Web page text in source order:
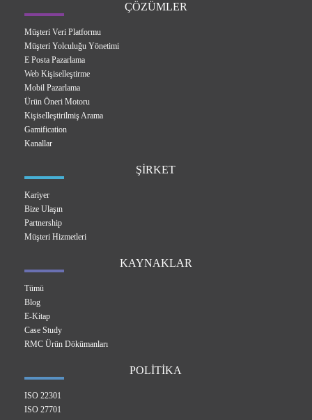
ÇÖZÜMLER
Müşteri Veri Platformu
Müşteri Yolculuğu Yönetimi
E Posta Pazarlama
Web Kişiselleştirme
Mobil Pazarlama
Ürün Öneri Motoru
Kişiselleştirilmiş Arama
Gamification
Kanallar
ŞİRKET
Kariyer
Bize Ulaşın
Partnership
Müşteri Hizmetleri
KAYNAKLAR
Tümü
Blog
E-Kitap
Case Study
RMC Ürün Dökümanları
POLİTİKA
ISO 22301
ISO 27701